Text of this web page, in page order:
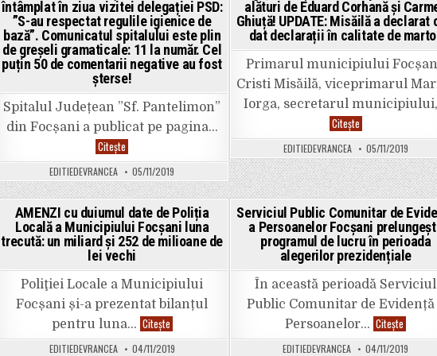
în
de
În
s-
de
mii
de
de
ar
fi
și
nu
ar
fi
să
oficialii
Spitalului
Județean:
delegația
PSD
a
intrat
și
salonul
cu
în
incubatoare,
unde
securitatea
medicală
ar
trebui
să
fie
maximă.
in
întâmplat în ziua vizitei delegației PSD:
”S-au respectat regulile igienice de
bază”. Comunicatul spitalului este plin
de greșeli gramaticale: 11 la număr. Cel
puțin 50 de comentarii negative au fost
șterse!
Spitalul Județean ”Sf. Pantelimon”
din Focșani a publicat pe pagina…
Citește
justifică
Spitalul
Județean
”Sf.
Pantelimon”
Focșani
ceea
ce
s-
a
întâmplat
în
ziua
vizitei
delegației
PSD:
”S-
au
respectat
regulile
EDITIEDEVRANCEA 05/11/2019
in
alături de Eduard Corhană și
Ghiuță! UPDATE: Misăilă a declarat
dat declarații în calitate de
Primarul municipiului
Cristi Misăilă, viceprimarul
Iorga, secretarul
CiteșteSURSE:
Primarul
Misăilă
și
viceprimarul
Iorga,
audiați
astăzi
procurorii
DNA,
alături
de
Eduard
Corhană
Carmen
Ghiuță!
UPDATE:
Misăilă
a
declarat
că
EDITIEDEVRANCEA 05/11/2019
Posted
in
AMENZI cu duiumul date de Poliția
Locală a Municipiului Focșani luna
trecută: un miliard și 252 de milioane de
lei vechi
Poliţiei Locale a Municipiului
Focșani și-a prezentat bilanțul
pentru luna… CiteșteAMENZI
cu
duiumul
EDITIEDEVRANCEA 04/11/2019
Posted
in
Serviciul Public Comunitar de
a Persoanelor Focșani
programul de lucru în perioada
alegerilor prezidențiale
În această perioadă Serviciul
Public Comunitar de Evidență
Persoanelor… Citește
Public
EDITIEDEVRANCEA 04/11/2019